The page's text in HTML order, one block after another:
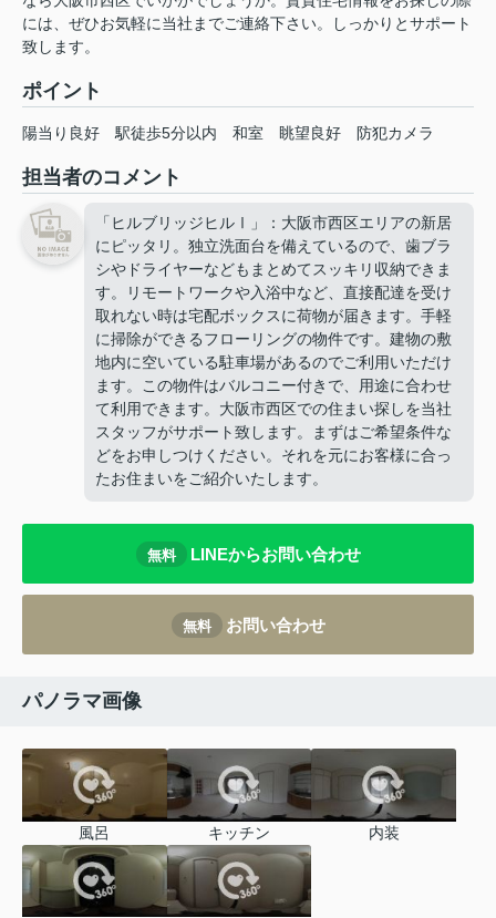
には、ぜひお気軽に当社までご連絡下さい。しっかりとサポート
致します。
ポイント
陽当り良好 駅徒歩5分以内 和室 眺望良好 防犯カメラ
担当者のコメント
「ヒルブリッジヒルⅠ」：大阪市西区エリアの新居
にピッタリ。独立洗面台を備えているので、歯ブラ
シやドライヤーなどもまとめてスッキリ収納できま
す。リモートワークや入浴中など、直接配達を受け
取れない時は宅配ボックスに荷物が届きます。手軽
に掃除ができるフローリングの物件です。建物の敷
地内に空いている駐車場があるのでご利用いただけ
ます。この物件はバルコニー付きで、用途に合わせ
て利用できます。大阪市西区での住まい探しを当社
スタッフがサポート致します。まずはご希望条件な
どをお申しつけください。それを元にお客様に合っ
たお住まいをご紹介いたします。
無料 LINEからお問い合わせ
無料 お問い合わせ
パノラマ画像
風呂 キッチン 内装